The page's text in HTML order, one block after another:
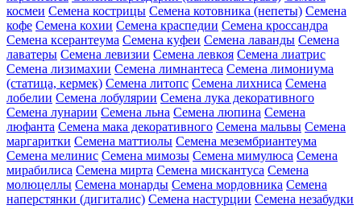
космеи Семена кострицы Семена котовника (непеты) Семена
кофе Семена кохии Семена краспедии Семена кроссандра
Семена ксерантеума Семена куфеи Семена лаванды Семена
лаватеры Семена левизии Семена левкоя Семена лиатрис
Семена лизимахии Семена лимнантеса Семена лимониума
(статица, кермек) Семена литопс Семена лихниса Семена
лобелии Семена лобулярии Семена лука декоративного
Семена лунарии Семена льна Семена люпина Семена
люфанта Семена мака декоративного Семена мальвы Семена
маргаритки Семена маттиолы Семена мезембриантеума
Семена мелинис Семена мимозы Семена мимулюса Семена
мирабилиса Семена мирта Семена мискантуса Семена
молюцеллы Семена монарды Семена мордовника Семена
наперстянки (дигиталис) Семена настурции Семена незабудки